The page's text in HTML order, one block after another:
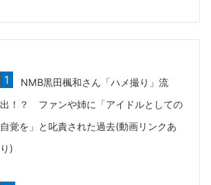
NMB黒田楓和さん「ハメ撮り」流
出！？ ファンや姉に「アイドルとしての
自覚を」と叱責された過去(動画リンクあ
り)